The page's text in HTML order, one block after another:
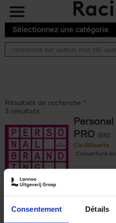
Consentement Détails
Aller au contenu principal
Sélectionnez une catégorie
Résultats de recherche ''
3 résultats
PRO (EN)
Clo Willaerts
Couverture
€34,